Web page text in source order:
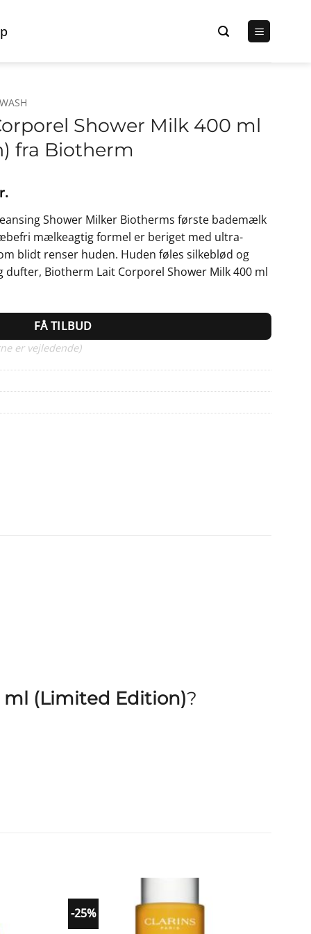
Shower Milk 400 ml
fra Biotherm
Den
aktuelle
pris
er:
144,00 kr..
Shower Milker Biotherms første bademælk
mælkeagtig formel er beriget med ultra-
blidt renser huden. Huden føles silkeblød og
Biotherm Lait Corporel Shower Milk 400 ml
FÅ TILBUD
er vejledende)
ml (Limited Edition)?
-25%